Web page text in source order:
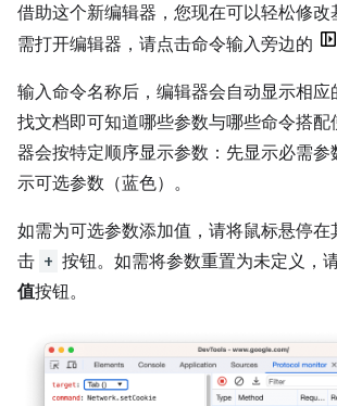
借助这个新编辑器，您现在可以轻松修改
需打开编辑器，请点击命令输入旁边的
输入命令名称后，编辑器会自动显示相应
找文档即可知道哪些参数与哪些命令搭
器会按特定顺序显示参数：先显示必需参
示可选参数（蓝色）。
如需为可选参数添加值，请将鼠标悬停在
击 + 按钮。如需将参数重置为未定义，
值按钮。